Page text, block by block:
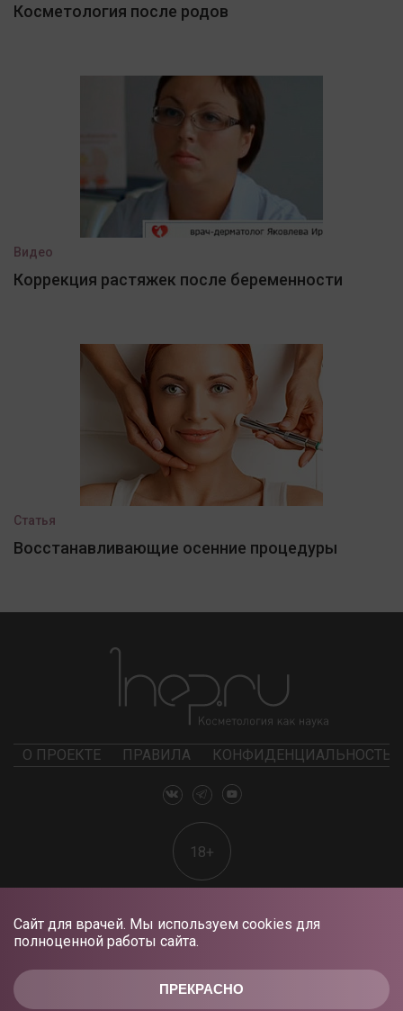
ПРЕКРАСНО
Сайт для врачей. Мы используем cookies для
полноценной работы сайта.
Косметология после родов
Видео
Коррекция растяжек после беременности
Статья
Восстанавливающие осенние процедуры
О ПРОЕКТЕ ПРАВИЛА КОНФИДЕНЦИАЛЬНОСТЬ
18+